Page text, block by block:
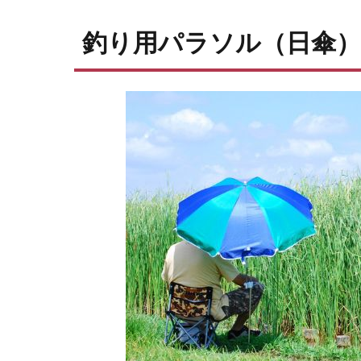
釣り用パラソル（日傘